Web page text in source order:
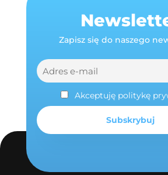
Zapisz się do naszego
Akceptuję politykę